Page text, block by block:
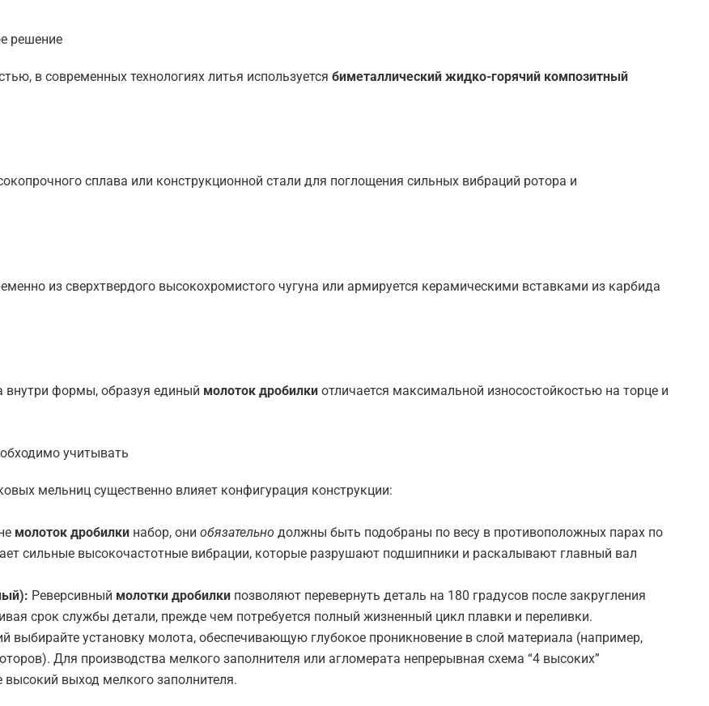
решение
в современных технологиях литья используется биметаллический жидко-горячий композитный
сплава или конструкционной стали для поглощения сильных вибраций ротора и
из сверхтвердого высокохромистого чугуна или армируется керамическими вставками из карбида
внутри формы, образуя единый молоток дробилки отличается максимальной износостойкостью на торце и
учитывать
мельниц существенно влияет конфигурация конструкции:
молоток дробилки набор, они обязательно должны быть подобраны по весу в противоположных парах по
сильные высокочастотные вибрации, которые разрушают подшипники и раскалывают главный вал
Реверсивный молотки дробилки позволяют перевернуть деталь на 180 градусов после закругления
срок службы детали, прежде чем потребуется полный жизненный цикл плавки и переливки.
выбирайте установку молота, обеспечивающую глубокое проникновение в слой материала (например,
Для производства мелкого заполнителя или агломерата непрерывная схема “4 высоких”
выход мелкого заполнителя.